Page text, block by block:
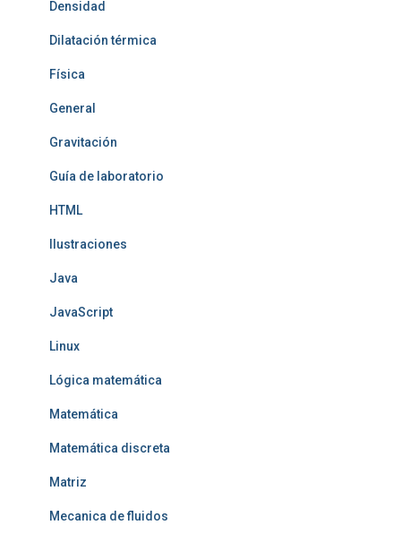
Densidad
Dilatación térmica
Física
General
Gravitación
Guía de laboratorio
HTML
Ilustraciones
Java
JavaScript
Linux
Lógica matemática
Matemática
Matemática discreta
Matriz
Mecanica de fluidos